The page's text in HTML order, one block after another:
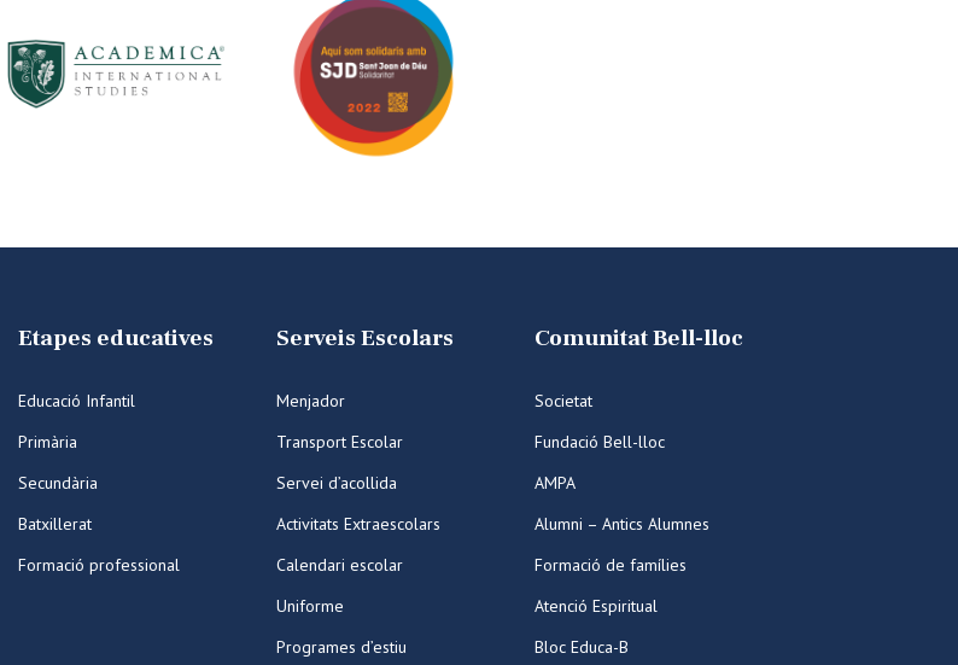
Etapes educatives
Educació Infantil
Primària
Secundària
Batxillerat
Formació professional
Serveis Escolars
Menjador
Transport Escolar
Servei d’acollida
Activitats Extraescolars
Calendari escolar
Uniforme
Programes d’estiu
Comunitat Bell-lloc
Societat
Fundació Bell-lloc
AMPA
Alumni – Antics Alumnes
Formació de famílies
Atenció Espiritual
Bloc Educa-B